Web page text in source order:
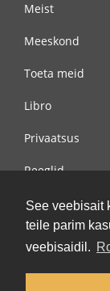
See veebisait
teile parim
veebisaidil.
Meist
Meeskond
Toeta meid
Libro
Privaatsus
Reeglid
Võta meiega